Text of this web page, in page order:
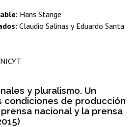
Hans Stange
Claudio Salinas y Eduardo Santa
y pluralismo. Un
condiciones de producción
nacional y la prensa